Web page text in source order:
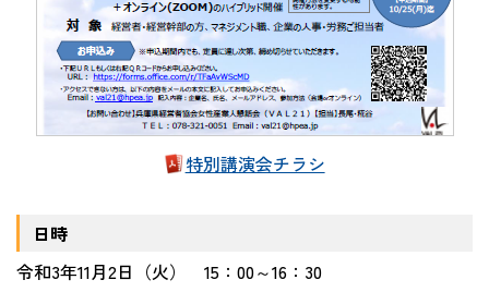
特別講演会チラシ
日時
令和3年11月2日（火） 15：00～16：30